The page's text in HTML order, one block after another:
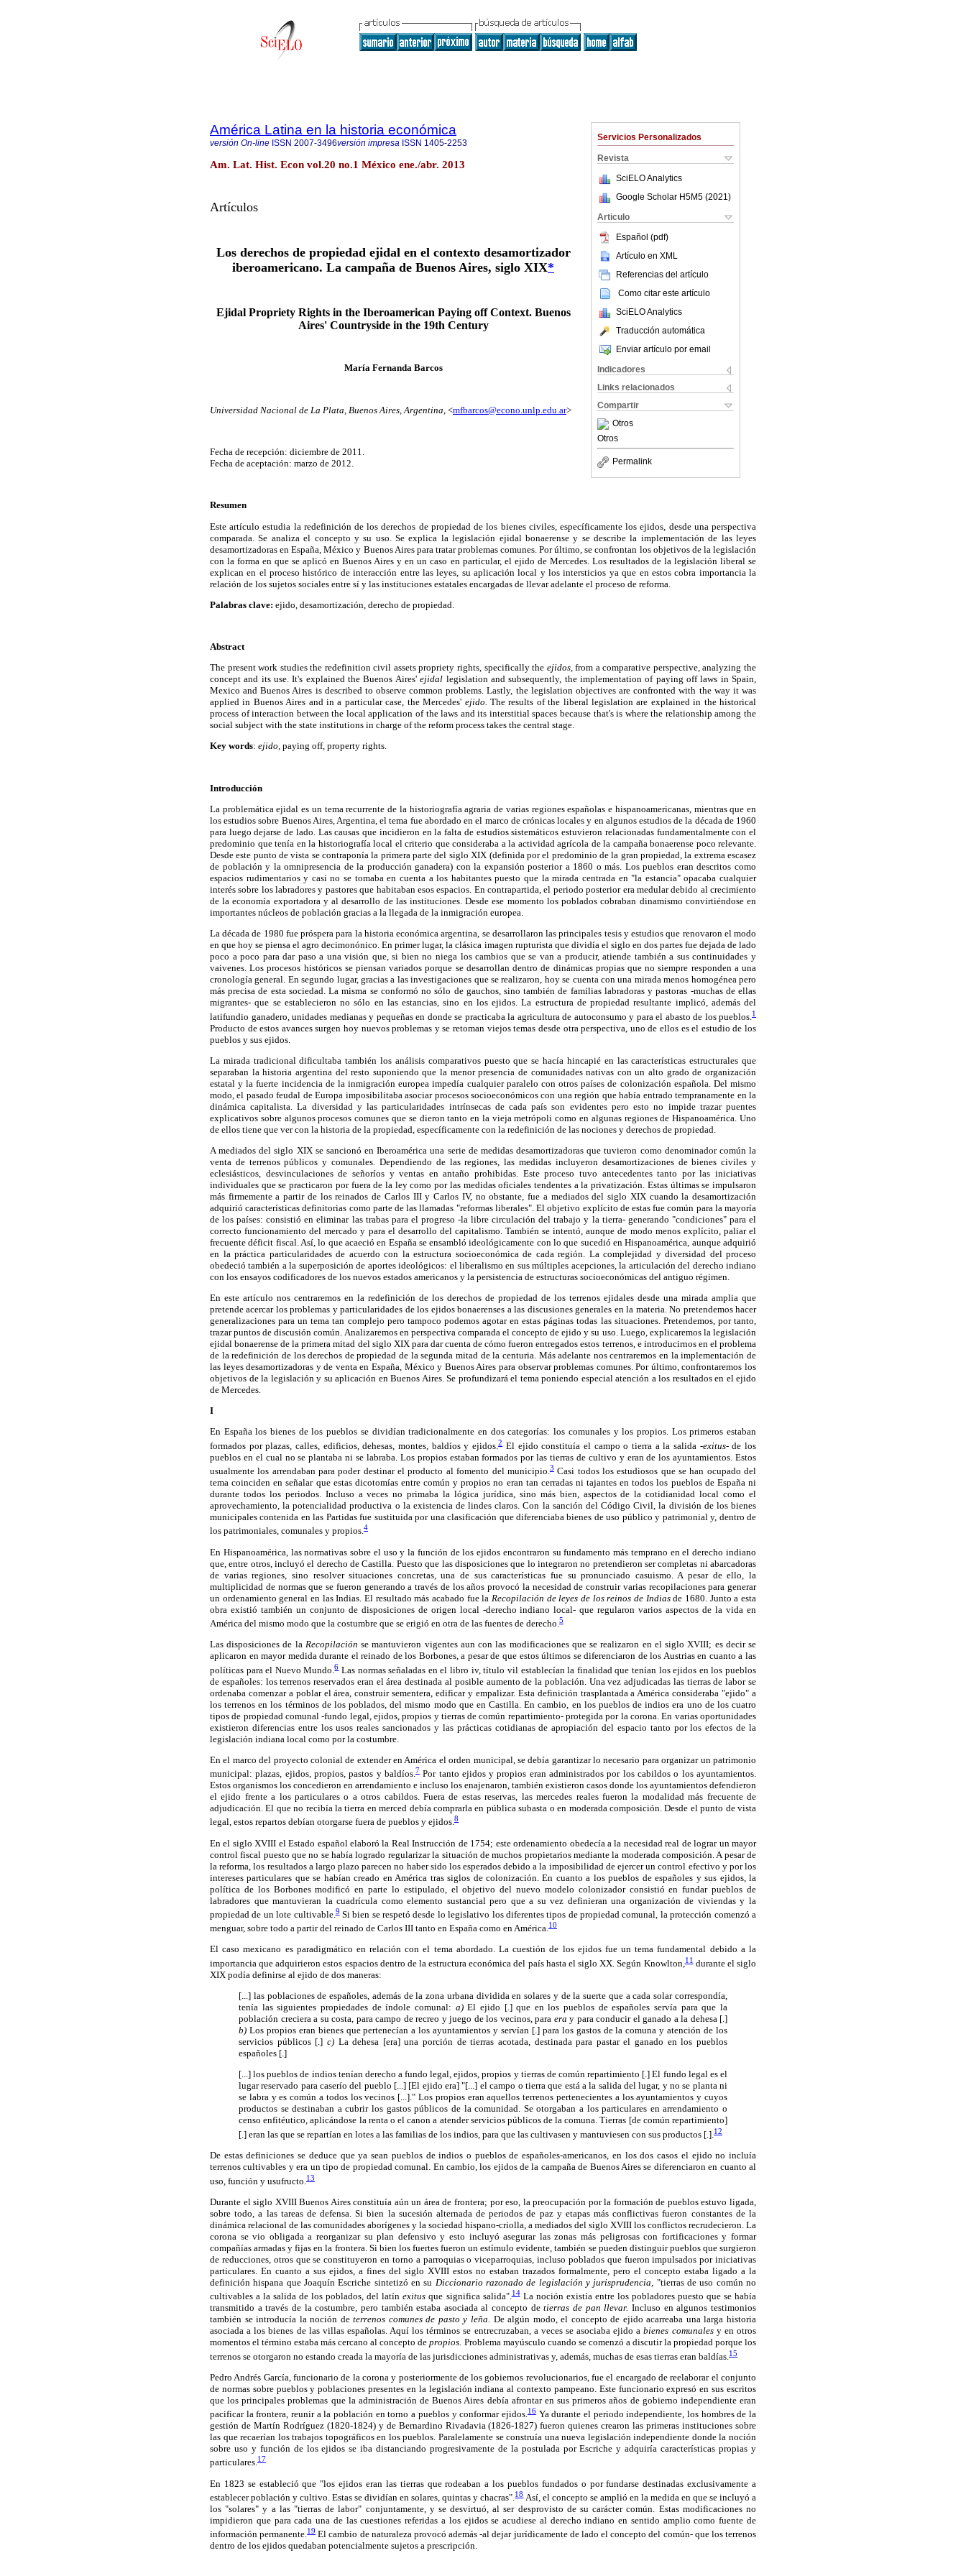
Servicios Personalizados
Revista
SciELO Analytics
Google Scholar H5M5 (2021 )
Articulo
Español (pdf)
Artículo en XML
Referencias del artículo
Como citar este artículo
SciELO Analytics
Traducción automática
Enviar artículo por email
Indicadores
Links relacionados
Compartir
Otros
Otros
Permalink
América Latina en la historia económica
versión On-line ISSN 2007-3496versión impresa ISSN 1405-2253
Am. Lat. Hist. Econ vol.20 no.1 México ene./abr. 2013
Artículos
Los derechos de propiedad ejidal en el contexto desamortizador
iberoamericano. La campaña de Buenos Aires, siglo XIX*
Ejidal Propriety Rights in the Iberoamerican Paying off Context. Buenos
Aires' Countryside in the 19th Century
María Fernanda Barcos
Universidad Nacional de La Plata, Buenos Aires, Argentina , <mfbarcos@econo.unlp.edu.ar>
Fecha de recepción: diciembre de 2011.
Fecha de aceptación: marzo de 2012.
Resumen
Este artículo estudia la redefinición de los derechos de propiedad de los bienes civiles, específicamente los ejidos, desde una perspectiva
comparada. Se analiza el concepto y su uso. Se explica la legislación ejidal bonaerense y se describe la implementación de las leyes
desamortizadoras en España, México y Buenos Aires para tratar problemas comunes. Por último, se confrontan los objetivos de la legislación
con la forma en que se aplicó en Buenos Aires y en un caso en particular, el ejido de Mercedes. Los resultados de la legislación liberal se
explican en el proceso histórico de interacción entre las leyes, su aplicación local y los intersticios ya que en estos cobra importancia la
relación de los sujetos sociales entre sí y las instituciones estatales encargadas de llevar adelante el proceso de reforma.
Palabras clave: ejido, desamortización, derecho de propiedad.
Abstract
The present work studies the redefinition civil assets propriety rights, specifically the ejidos,from a comparative perspective, analyzing the
concept and its use. It's explained the Buenos Aires'ejidal legislation and subsequently, the implementation of paying off laws in Spain,
Mexico and Buenos Aires is described to observe common problems. Lastly, the legislation objectives are confronted with the way it was
applied in Buenos Aires and in a particular case, the Mercedes' ejido. The results of the liberal legislation are explained in the historical
process of interaction between the local application of the laws and its interstitial spaces because that's is where the relationship among the
social subject with the state institutions in charge of the reform process takes the central stage.
Key words: ejido, paying off, property rights.
Introducción
La problemática ejidal es un tema recurrente de la historiografía agraria de varias regiones españolas e hispanoamericanas, mientras que en
los estudios sobre Buenos Aires, Argentina, el tema fue abordado en el marco de crónicas locales y en algunos estudios de la década de 1960
para luego dejarse de lado. Las causas que incidieron en la falta de estudios sistemáticos estuvieron relacionadas fundamentalmente con el
predominio que tenía en la historiografía local el criterio que consideraba a la actividad agrícola de la campaña bonaerense poco relevante.
Desde este punto de vista se contraponía la primera parte del siglo XIX (definida por el predominio de la gran propiedad, la extrema escasez
de población y la omnipresencia de la producción ganadera) con la expansión posterior a 1860 o más. Los pueblos eran descritos como
espacios rudimentarios y casi no se tomaba en cuenta a los habitantes puesto que la mirada centrada en "la estancia" opacaba cualquier
interés sobre los labradores y pastores que habitaban esos espacios. En contrapartida, el periodo posterior era medular debido al crecimiento
de la economía exportadora y al desarrollo de las instituciones. Desde ese momento los poblados cobraban dinamismo convirtiéndose en
importantes núcleos de población gracias a la llegada de la inmigración europea.
La década de 1980 fue próspera para la historia económica argentina, se desarrollaron las principales tesis y estudios que renovaron el modo
en que hoy se piensa el agro decimonónico. En primer lugar, la clásica imagen rupturista que dividía el siglo en dos partes fue dejada de lado
poco a poco para dar paso a una visión que, si bien no niega los cambios que se van a producir, atiende también a sus continuidades y
vaivenes. Los procesos históricos se piensan variados porque se desarrollan dentro de dinámicas propias que no siempre responden a una
cronología general. En segundo lugar, gracias a las investigaciones que se realizaron, hoy se cuenta con una mirada menos homogénea pero
más precisa de esta sociedad. La misma se conformó no sólo de gauchos, sino también de familias labradoras y pastoras -muchas de ellas
migrantes- que se establecieron no sólo en las estancias, sino en los ejidos. La estructura de propiedad resultante implicó, además del
latifundio ganadero, unidades medianas y pequeñas en donde se practicaba la agricultura de autoconsumo y para el abasto de los pueblos. 1
Producto de estos avances surgen hoy nuevos problemas y se retoman viejos temas desde otra perspectiva, uno de ellos es el estudio de los
pueblos y sus ejidos.
La mirada tradicional dificultaba también los análisis comparativos puesto que se hacía hincapié en las características estructurales que
separaban la historia argentina del resto suponiendo que la menor presencia de comunidades nativas con un alto grado de organización
estatal y la fuerte incidencia de la inmigración europea impedía cualquier paralelo con otros países de colonización española. Del mismo
modo, el pasado feudal de Europa imposibilitaba asociar procesos socioeconómicos con una región que había entrado tempranamente en la
dinámica capitalista. La diversidad y las particularidades intrínsecas de cada país son evidentes pero esto no impide trazar puentes
explicativos sobre algunos procesos comunes que se dieron tanto en la vieja metrópoli como en algunas regiones de Hispanoamérica. Uno
de ellos tiene que ver con la historia de la propiedad, específicamente con la redefinición de las nociones y derechos de propiedad.
A mediados del siglo XIX se sancionó en Iberoamérica una serie de medidas desamortizadoras que tuvieron como denominador común la
venta de terrenos públicos y comunales. Dependiendo de las regiones, las medidas incluyeron desamortizaciones de bienes civiles y
eclesiásticos, desvinculaciones de señoríos y ventas en antaño prohibidas. Este proceso tuvo antecedentes tanto por las iniciativas
individuales que se practicaron por fuera de la ley como por las medidas oficiales tendentes a la privatización. Estas últimas se impulsaron
más firmemente a partir de los reinados de Carlos III y Carlos IV, no obstante, fue a mediados del siglo XIX cuando la desamortización
adquirió características definitorias como parte de las llamadas "reformas liberales". El objetivo explícito de estas fue común para la mayoría
de los países: consistió en eliminar las trabas para el progreso -la libre circulación del trabajo y la tierra- generando "condiciones" para el
correcto funcionamiento del mercado y para el desarrollo del capitalismo. También se intentó, aunque de modo menos explícito, paliar el
frecuente déficit fiscal. Así, lo que acaeció en España se ensambló ideológicamente con lo que sucedió en Hispanoamérica, aunque adquirió
en la práctica particularidades de acuerdo con la estructura socioeconómica de cada región. La complejidad y diversidad del proceso
obedeció también a la superposición de aportes ideológicos: el liberalismo en sus múltiples acepciones, la articulación del derecho indiano
con los ensayos codificadores de los nuevos estados americanos y la persistencia de estructuras socioeconómicas del antiguo régimen.
En este artículo nos centraremos en la redefinición de los derechos de propiedad de los terrenos ejidales desde una mirada amplia que
pretende acercar los problemas y particularidades de los ejidos bonaerenses a las discusiones generales en la materia. No pretendemos hacer
generalizaciones para un tema tan complejo pero tampoco podemos agotar en estas páginas todas las situaciones. Pretendemos, por tanto,
trazar puntos de discusión común. Analizaremos en perspectiva comparada el concepto de ejido y su uso. Luego, explicaremos la legislación
ejidal bonaerense de la primera mitad del siglo XIX para dar cuenta de cómo fueron entregados estos terrenos, e introducirnos en el problema
de la redefinición de los derechos de propiedad de la segunda mitad de la centuria. Más adelante nos centraremos en la implementación de
las leyes desamortizadoras y de venta en España, México y Buenos Aires para observar problemas comunes. Por último, confrontaremos los
objetivos de la legislación y su aplicación en Buenos Aires. Se profundizará el tema poniendo especial atención a los resultados en el ejido
de Mercedes.
I
En España los bienes de los pueblos se dividían tradicionalmente en dos categorías: los comunales y los propios. Los primeros estaban
formados por plazas, calles, edificios, dehesas, montes, baldíos y ejidos.2El ejido constituía el campo o tierra a la salida -exitus-de los
pueblos en el cual no se plantaba ni se labraba. Los propios estaban formados por las tierras de cultivo y eran de los ayuntamientos. Estos
usualmente los arrendaban para poder destinar el producto al fomento del municipio.3Casi todos los estudiosos que se han ocupado del
tema coinciden en señalar que estas dicotomías entre común y propios no eran tan cerradas ni tajantes en todos los pueblos de España ni
durante todos los periodos. Incluso a veces no primaba la lógica jurídica, sino más bien, aspectos de la cotidianidad local como el
aprovechamiento, la potencialidad productiva o la existencia de lindes claros. Con la sanción del Código Civil, la división de los bienes
municipales contenida en las Partidas fue sustituida por una clasificación que diferenciaba bienes de uso público y patrimonial y, dentro de
los patrimoniales, comunales y propios.4
En Hispanoamérica, las normativas sobre el uso y la función de los ejidos encontraron su fundamento más temprano en el derecho indiano
que, entre otros, incluyó el derecho de Castilla. Puesto que las disposiciones que lo integraron no pretendieron ser completas ni abarcadoras
de varias regiones, sino resolver situaciones concretas, una de sus características fue su pronunciado casuismo. A pesar de ello, la
multiplicidad de normas que se fueron generando a través de los años provocó la necesidad de construir varias recopilaciones para generar
un ordenamiento general en las Indias. El resultado más acabado fue la Recopilación de leyes de los reinos de Indiasde 1680. Junto a esta
obra existió también un conjunto de disposiciones de origen local -derecho indiano local- que regularon varios aspectos de la vida en
América del mismo modo que la costumbre que se erigió en otra de las fuentes de derecho. 5
Las disposiciones de la Recopilación se mantuvieron vigentes aun con las modificaciones que se realizaron en el siglo XVIII; es decir se
aplicaron en mayor medida durante el reinado de los Borbones, a pesar de que estos últimos se diferenciaron de los Austrias en cuanto a las
políticas para el Nuevo Mundo.6Las normas señaladas en el libro iv, título vil establecían la finalidad que tenían los ejidos en los pueblos
de españoles: los terrenos reservados eran el área destinada al posible aumento de la población. Una vez adjudicadas las tierras de labor se
ordenaba comenzar a poblar el área, construir sementera, edificar y empalizar. Esta definición trasplantada a América consideraba "ejido" a
los terrenos en los términos de los poblados, del mismo modo que en Castilla. En cambio, en los pueblos de indios era uno de los cuatro
tipos de propiedad comunal -fundo legal, ejidos, propios y tierras de común repartimiento- protegida por la corona. En varias oportunidades
existieron diferencias entre los usos reales sancionados y las prácticas cotidianas de apropiación del espacio tanto por los efectos de la
legislación indiana local como por la costumbre.
En el marco del proyecto colonial de extender en América el orden municipal, se debía garantizar lo necesario para organizar un patrimonio
municipal: plazas, ejidos, propios, pastos y baldíos.7Por tanto ejidos y propios eran administrados por los cabildos o los ayuntamientos.
Estos organismos los concedieron en arrendamiento e incluso los enajenaron, también existieron casos donde los ayuntamientos defendieron
el ejido frente a los particulares o a otros cabildos. Fuera de estas reservas, las mercedes reales fueron la modalidad más frecuente de
adjudicación. El que no recibía la tierra en merced debía comprarla en pública subasta o en moderada composición. Desde el punto de vista
legal, estos repartos debían otorgarse fuera de pueblos y ejidos.8
En el siglo XVIII el Estado español elaboró la Real Instrucción de 1754; este ordenamiento obedecía a la necesidad real de lograr un mayor
control fiscal puesto que no se había logrado regularizar la situación de muchos propietarios mediante la moderada composición. A pesar de
la reforma, los resultados a largo plazo parecen no haber sido los esperados debido a la imposibilidad de ejercer un control efectivo y por los
intereses particulares que se habían creado en América tras siglos de colonización. En cuanto a los pueblos de españoles y sus ejidos, la
política de los Borbones modificó en parte lo estipulado, el objetivo del nuevo modelo colonizador consistió en fundar pueblos de
labradores que mantuvieran la cuadrícula como elemento sustancial pero que a su vez definieran una organización de viviendas y la
propiedad de un lote cultivable.9Si bien se respetó desde lo legislativo los diferentes tipos de propiedad comunal, la protección comenzó a
menguar, sobre todo a partir del reinado de Carlos III tanto en España como en América.10
El caso mexicano es paradigmático en relación con el tema abordado. La cuestión de los ejidos fue un tema fundamental debido a la
importancia que adquirieron estos espacios dentro de la estructura económica del país hasta el siglo XX. Según Knowlton,11durante el siglo
XIX podía definirse al ejido de dos maneras:
[...] las poblaciones de españoles, además de la zona urbana dividida en solares y de la suerte que a cada solar correspondía,
tenía las siguientes propiedades de índole comunal: a)El ejido [.] que en los pueblos de españoles servía para que la
población creciera a su costa, para campo de recreo y juego de los vecinos, para era y para conducir el ganado a la dehesa [.]
b) Los propios eran bienes que pertenecían a los ayuntamientos y servían [.] para los gastos de la comuna y atención de los
servicios públicos [.] c)La dehesa [era] una porción de tierras acotada, destinada para pastar el ganado en los pueblos
españoles [.]
[...] los pueblos de indios tenían derecho a fundo legal, ejidos, propios y tierras de común repartimiento [.] El fundo legal es el
lugar reservado para caserío del pueblo [...] [El ejido era] "[...] el campo o tierra que está a la salida del lugar, y no se planta ni
se labra y es común a todos los vecinos [...]." Los propios eran aquellos terrenos pertenecientes a los ayuntamientos y cuyos
productos se destinaban a cubrir los gastos públicos de la comunidad. Se otorgaban a los particulares en arrendamiento o
censo enfitéutico, aplicándose la renta o el canon a atender servicios públicos de la comuna. Tierras [de común repartimiento]
[.] eran las que se repartían en lotes a las familias de los indios, para que las cultivasen y mantuviesen con sus productos [.]. 12
De estas definiciones se deduce que ya sean pueblos de indios o pueblos de españoles-americanos, en los dos casos el ejido no incluía
terrenos cultivables y era un tipo de propiedad comunal. En cambio, los ejidos de la campaña de Buenos Aires se diferenciaron en cuanto al
uso, función y usufructo. 13
Durante el siglo XVIII Buenos Aires constituía aún un área de frontera; por eso, la preocupación por la formación de pueblos estuvo ligada,
sobre todo, a las tareas de defensa. Si bien la sucesión alternada de periodos de paz y etapas más conflictivas fueron constantes de la
dinámica relacional de las comunidades aborígenes y la sociedad hispano-criolla, a mediados del siglo XVIII los conflictos recrudecieron. La
corona se vio obligada a reorganizar su plan defensivo y esto incluyó asegurar las zonas más peligrosas con fortificaciones y formar
compañías armadas y fijas en la frontera. Si bien los fuertes fueron un estímulo evidente, también se pueden distinguir pueblos que surgieron
de reducciones, otros que se constituyeron en torno a parroquias o viceparroquias, incluso poblados que fueron impulsados por iniciativas
particulares. En cuanto a sus ejidos, a fines del siglo XVIII estos no estaban trazados formalmente, pero el concepto estaba ligado a la
definición hispana que Joaquín Escriche sintetizó en su Diccionario razonado de legislación y jurisprudencia, "tierras de uso común no
cultivables a la salida de los poblados, del latínexitus que significa salida".14La noción existía entre los pobladores puesto que se había
transmitido a través de la costumbre, pero también estaba asociada al concepto detierras de pan llevar. Incluso en algunos testimonios
también se introducía la noción deterrenos comunes de pasto y leña. De algún modo, el concepto de ejido acarreaba una larga historia
asociada a los bienes de las villas españolas. Aquí los términos se entrecruzaban, a veces se asociaba ejido abienes comunalesy en otros
momentos el término estaba más cercano al concepto depropios. Problema mayúsculo cuando se comenzó a discutir la propiedad porque los
terrenos se otorgaron no estando creada la mayoría de las jurisdicciones administrativas y, además, muchas de esas tierras eran baldías. 15
Pedro Andrés García, funcionario de la corona y posteriormente de los gobiernos revolucionarios, fue el encargado de reelaborar el conjunto
de normas sobre pueblos y poblaciones presentes en la legislación indiana al contexto pampeano. Este funcionario expresó en sus escritos
que los principales problemas que la administración de Buenos Aires debía afrontar en sus primeros años de gobierno independiente eran
pacificar la frontera, reunir a la población en torno a pueblos y conformar ejidos.16Ya durante el periodo independiente, los hombres de la
gestión de Martín Rodríguez (1820-1824) y de Bernardino Rivadavia (1826-1827) fueron quienes crearon las primeras instituciones sobre
las que recaerían los trabajos topográficos en los pueblos. Paralelamente se construía una nueva legislación independiente donde la noción
sobre uso y función de los ejidos se iba distanciando progresivamente de la postulada por Escriche y adquiría características propias y
particulares.17
En 1823 se estableció que "los ejidos eran las tierras que rodeaban a los pueblos fundados o por fundarse destinadas exclusivamente a
establecer población y cultivo. Estas se dividían en solares, quintas y chacras".18Así, el concepto se amplió en la medida en que se incluyó a
los "solares" y a las "tierras de labor" conjuntamente, y se desvirtuó, al ser desprovisto de su carácter común. Estas modificaciones no
impidieron que para cada una de las cuestiones referidas a los ejidos se acudiese al derecho indiano en sentido amplio como fuente de
información permanente.19El cambio de naturaleza provocó además -al dejar jurídicamente de lado el concepto del común- que los terrenos
dentro de los ejidos quedaban potencialmente sujetos a prescripción.